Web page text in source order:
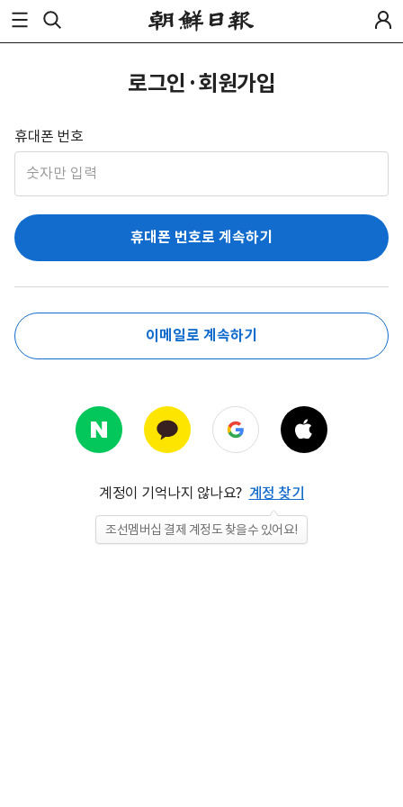
로그인·회원가입
휴대폰 번호
휴대폰 번호로 계속하기
이메일로 계속하기
계정이 기억나지 않나요? 계정 찾기
조선멤버십 결제 계정도 찾을수 있어요!